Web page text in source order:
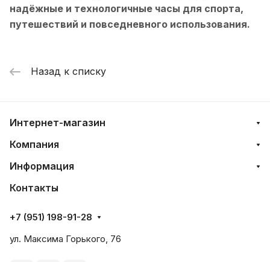
надёжные и технологичные часы для спорта,
путешествий и повседневного использования.
Назад к списку
Интернет-магазин
Компания
Информация
Контакты
+7 (951) 198-91-28
ул. Максима Горького, 76